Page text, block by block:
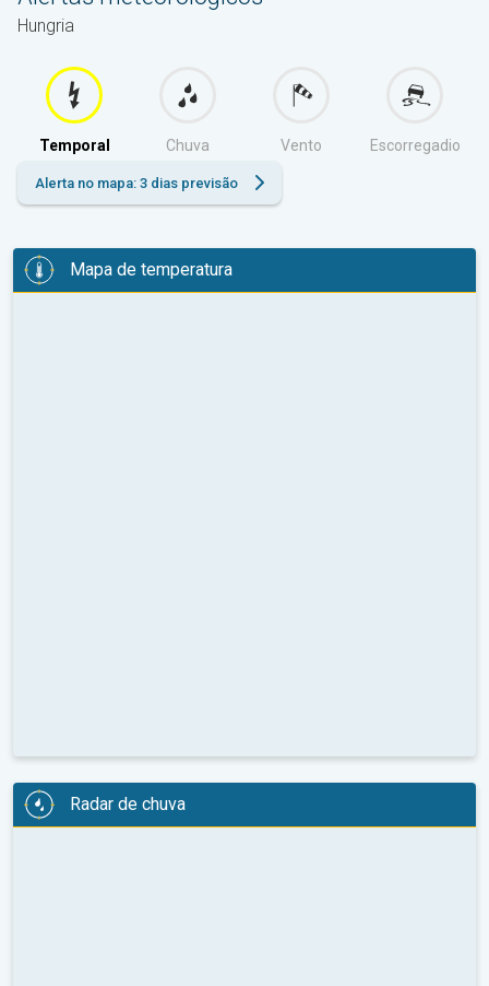
Hungria
Temporal Chuva Vento Escorregadio
Alerta no mapa: 3 dias previsão
Mapa de temperatura
Radar de chuva